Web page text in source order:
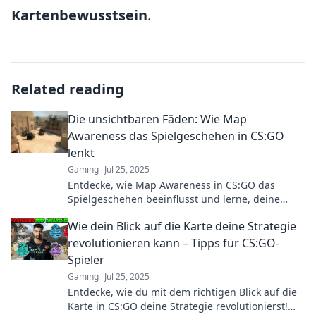
Kartenbewusstsein.
Related reading
Die unsichtbaren Fäden: Wie Map
Awareness das Spielgeschehen in CS:GO
lenkt
Gaming Jul 25, 2025
Entdecke, wie Map Awareness in CS:GO das
Spielgeschehen beeinflusst und lerne, deine
Wie dein Blick auf die Karte deine Strategie
revolutionieren kann – Tipps für CS:GO-
Spieler
Gaming Jul 25, 2025
Entdecke, wie du mit dem richtigen Blick auf die
Karte in CS:GO deine Strategie revolutionierst!